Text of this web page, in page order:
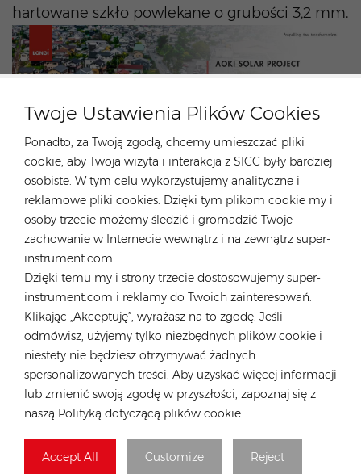
Twoje Ustawienia Plików Cookies
Ponadto, za Twoją zgodą, chcemy umieszczać pliki
cookie, aby Twoja wizyta i interakcja z SICC były bardziej
osobiste. W tym celu wykorzystujemy analityczne i
reklamowe pliki cookies. Dzięki tym plikom cookie my i
osoby trzecie możemy śledzić i gromadzić Twoje
zachowanie w Internecie wewnątrz i na zewnątrz super-
instrument.com.
Dzięki temu my i strony trzecie dostosowujemy super-
instrument.com i reklamy do Twoich zainteresowań.
Klikając „Akceptuję”, wyrażasz na to zgodę. Jeśli
odmówisz, użyjemy tylko niezbędnych plików cookie i
niestety nie będziesz otrzymywać żadnych
spersonalizowanych treści. Aby uzyskać więcej informacji
lub zmienić swoją zgodę w przyszłości, zapoznaj się z
naszą Polityką dotyczącą plików cookie.
Accept All Customize Reject
hartowane szkło powlekane o grubości 3,2 mm.
Nowe produkty objęte są 25-letnią liniową
gwarancją na moc wyjściową, przy czym 25-
letnia gwarancja końcowa wynosi nie mniej niż
89,4% nominalnej mocy wyjściowej.
Jako oficjalnie autoryzowany dystrybutor
LONGi, Rongstar w dalszym ciągu wspiera
innowacje technologiczne LONGi i energicznie
promuje HBPC. Aby dowiedzieć się więcej o
produktach LONGi,
kliknij:https://www.rongstar.com/longi